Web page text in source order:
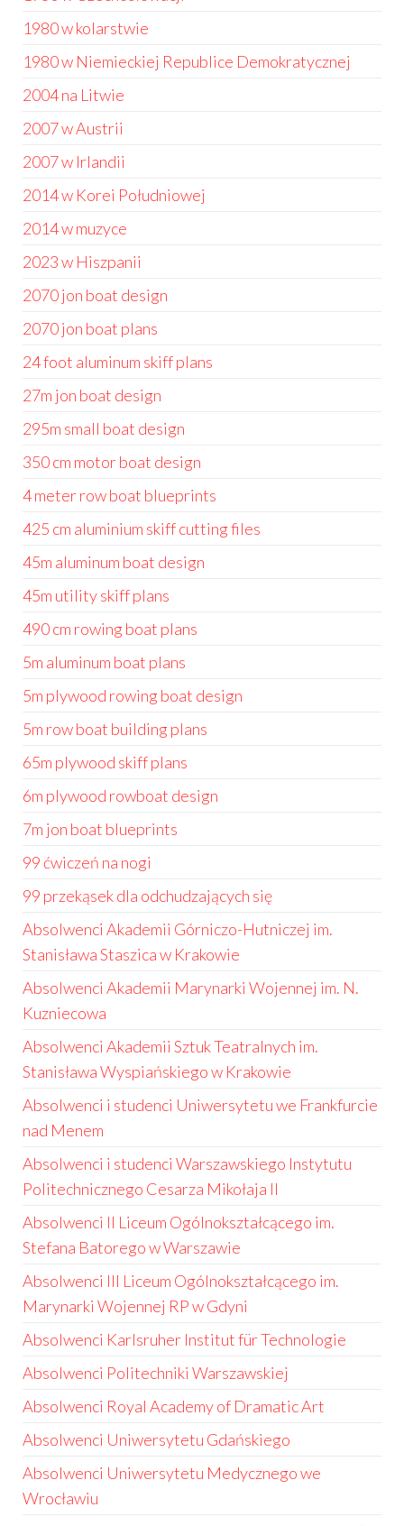
1980 w kolarstwie
1980 w Niemieckiej Republice Demokratycznej
2004 na Litwie
2007 w Austrii
2007 w Irlandii
2014 w Korei Południowej
2014 w muzyce
2023 w Hiszpanii
2070 jon boat design
2070 jon boat plans
24 foot aluminum skiff plans
27m jon boat design
295m small boat design
350 cm motor boat design
4 meter row boat blueprints
425 cm aluminium skiff cutting files
45m aluminum boat design
45m utility skiff plans
490 cm rowing boat plans
5m aluminum boat plans
5m plywood rowing boat design
5m row boat building plans
65m plywood skiff plans
6m plywood rowboat design
7m jon boat blueprints
99 ćwiczeń na nogi
99 przekąsek dla odchudzających się
Absolwenci Akademii Górniczo-Hutniczej im.
Stanisława Staszica w Krakowie
Absolwenci Akademii Marynarki Wojennej im. N.
Kuzniecowa
Absolwenci Akademii Sztuk Teatralnych im.
Stanisława Wyspiańskiego w Krakowie
Absolwenci i studenci Uniwersytetu we Frankfurcie
nad Menem
Absolwenci i studenci Warszawskiego Instytutu
Politechnicznego Cesarza Mikołaja II
Absolwenci II Liceum Ogólnokształcącego im.
Stefana Batorego w Warszawie
Absolwenci III Liceum Ogólnokształcącego im.
Marynarki Wojennej RP w Gdyni
Absolwenci Karlsruher Institut für Technologie
Absolwenci Politechniki Warszawskiej
Absolwenci Royal Academy of Dramatic Art
Absolwenci Uniwersytetu Gdańskiego
Absolwenci Uniwersytetu Medycznego we
Wrocławiu